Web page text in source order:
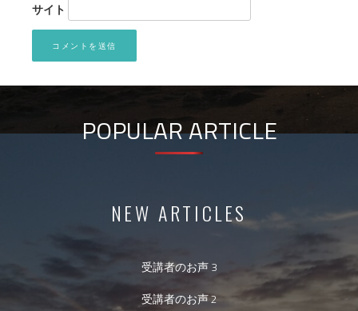
サイト
POPULAR ARTICLE
NEW ARTICLES
受講者のお声 3
受講者のお声 2